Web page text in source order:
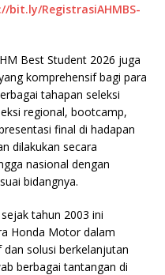
bit.ly/RegistrasiAHMBS-
Best Student 2026 juga
komprehensif bagi para
tahapan seleksi
regional, bootcamp,
final di hadapan
dilakukan secara
nasional dengan
bidangnya.
tahun 2003 ini
Honda Motor dalam
solusi berkelanjutan
berbagai tantangan di